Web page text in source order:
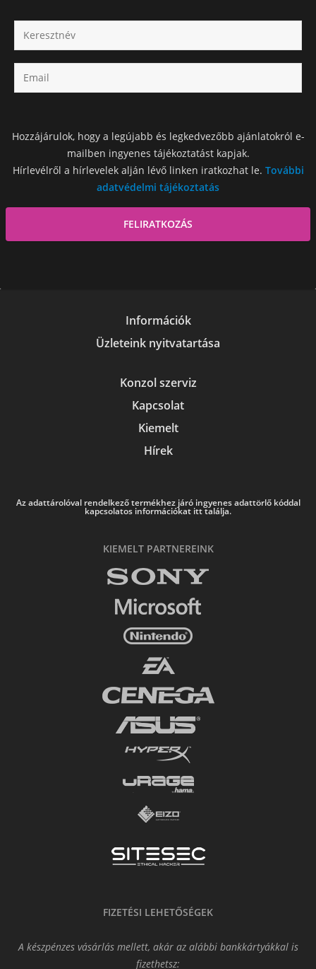
Hozzájárulok, hogy a legújabb és legkedvezőbb ajánlatokról e-
mailben ingyenes tájékoztatást kapjak.
Hírlevélről a hírlevelek alján lévő linken iratkozhat le. További
adatvédelmi tájékoztatás
Információk
Üzleteink nyitvatartása
Konzol szerviz
Kapcsolat
Kiemelt
Hírek
Az adattárolóval rendelkező termékhez járó ingyenes adattörlő kóddal
kapcsolatos információkat itt találja.
KIEMELT PARTNEREINK
FIZETÉSI LEHETŐSÉGEK
A készpénzes vásárlás mellett, akár az alábbi bankkártyákkal is
fizethetsz: